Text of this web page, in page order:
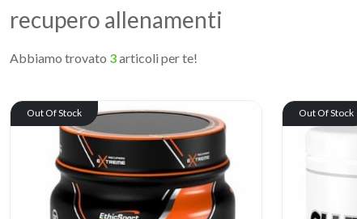
recupero allenamenti
Abbiamo trovato 3articoli per te!
Out Of Stock Out Of Stock